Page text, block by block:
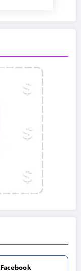
Facebook